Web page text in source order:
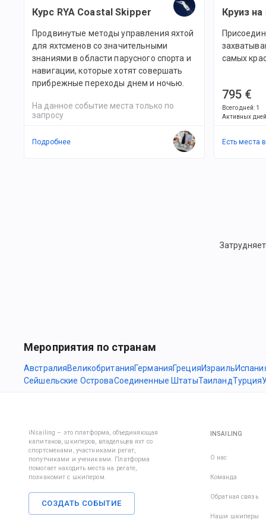
Курс RYA Coastal Skipper
Продвинутые методы управления яхтой
для яхтсменов со значительными
знаниями в области парусного спорта и
навигации, которые хотят совершать
прибрежные переходы днем и ночью.
На данное событие места только по
запросу
Подробнее
Круиз
самых
795 €
Всего дней: 1
Активных
Есть места в
Мероприятия по странам
АвстралияВеликобританияГерманияГрецияИзраиль
Сейшельские ОстроваСоединенные ШтатыТаиландТурция
iNsailing – это платформа, объединяющая
капитанов, шкиперов, владельцев яхт со
спортсменами, участниками регат,
попутчиками и учениками. Платформа
помогает находить места на регате,
познакомит с шкипером.
СОЗДАТЬ СОБЫТИЕ
INSAILING
О нас
Команда
Обратная связь
Наши шкиперы